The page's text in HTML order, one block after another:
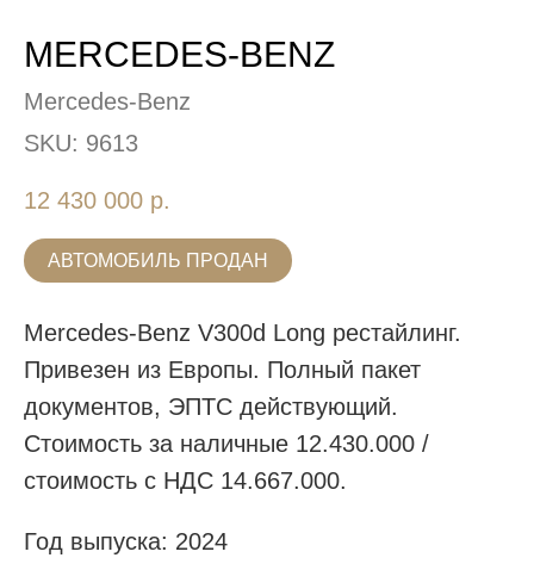
MERCEDES-BENZ
Mercedes-Benz
SKU: 9613
12 430 000 р.
АВТОМОБИЛЬ ПРОДАН
Mercedes-Benz V300d Long рестайлинг.
Привезен из Европы. Полный пакет
документов, ЭПТС действующий.
Стоимость за наличные 12.430.000 /
стоимость с НДС 14.667.000.
Год выпуска: 2024